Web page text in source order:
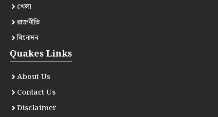
খেলা
রাজনীতি
বিনোদন
Quakes Links
About Us
Contact Us
Disclaimer